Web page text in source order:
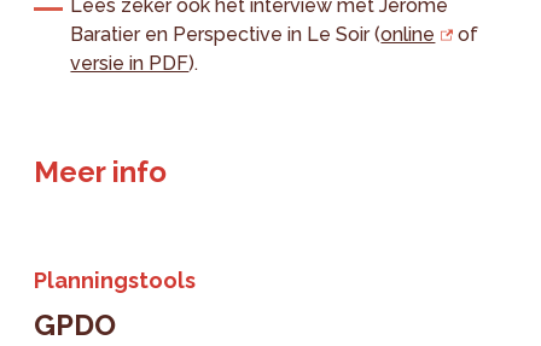
Lees zeker ook het interview met Jérôme
Baratier en Perspective in Le Soir (online
of
versie in PDF).
Meer info
Planningstools
GPDO